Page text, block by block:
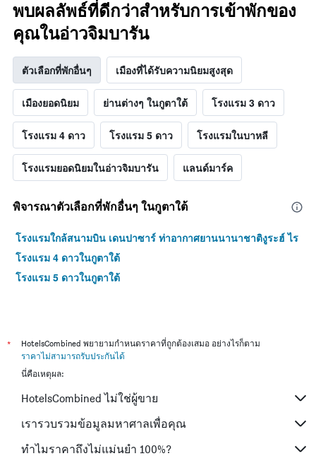
พบผลลัพธ์ที่ดีกว่าสำหรับการเข้าพักของ
คุณในอ่าวจิมบารัน
ตัวเลือกที่พักอื่นๆ เมืองที่ได้รับความนิยมสูงสุด
เมืองยอดนิยม ย่านต่างๆ ในกูตาใต้ โรงแรม 3 ดาว
โรงแรม 4 ดาว โรงแรม 5 ดาว โรงแรมในบาหลี
โรงแรมยอดนิยมในอ่าวจิมบารัน แลนด์มาร์ค
พิจารณาตัวเลือกที่พักอื่นๆ ในกูตาใต้
โรงแรมใกล้สนามบิน เดนปาซาร์ ท่าอากาศยานนานาชาติงูระฮ์ ไร
โรงแรม 4 ดาวในกูตาใต้
โรงแรม 5 ดาวในกูตาใต้
*
HotelsCombined พยายามกำหนดราคาที่ถูกต้องเสมอ อย่างไรก็ตาม
ราคาไม่สามารถรับประกันได้
นี่คือเหตุผล:
HotelsCombined ไม่ใช่ผู้ขาย
เรารวบรวมข้อมูลมหาศาลเพื่อคุณ
ทำไมราคาถึงไม่แม่นยำ 100%?